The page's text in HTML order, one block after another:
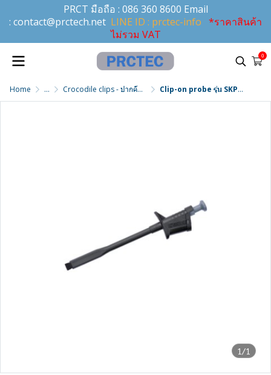
PRCT มือถือ : 086 360 8600 Email
: contact@prctech.net LINE ID : prctec-info *ราคาสินค้า
ไม่รวม VAT
0
Home ... Crocodile clips - ปากคีบจระเข้ Clip-on probe รุ่น SKPS 6717 NI / SW
1/1